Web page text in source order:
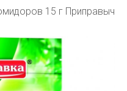
15 г Приправыч